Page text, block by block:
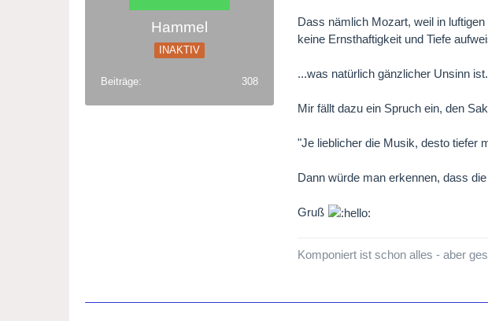
Hammel
INAKTIV
Beiträge 308
Dass nämlich Mozart, weil in
keine Ernsthaftigkeit und Tiefe
...was natürlich gänzlicher Unsinn ist.
Mir fällt dazu ein Spruch ein, den
"Je lieblicher die Musik, desto tiefer
Dann würde man erkennen, dass
Gruß
Komponiert ist schon alles - aber